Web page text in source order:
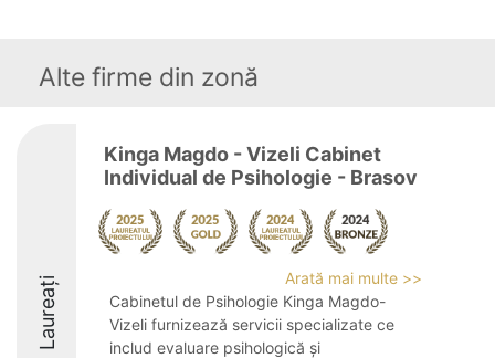
Alte firme din zonă
Laureați
Kinga Magdo - Vizeli Cabinet
Individual de Psihologie - Brasov
Arată mai multe >>
Cabinetul de Psihologie Kinga Magdo-
Vizeli furnizează servicii specializate ce
includ evaluare psihologică și